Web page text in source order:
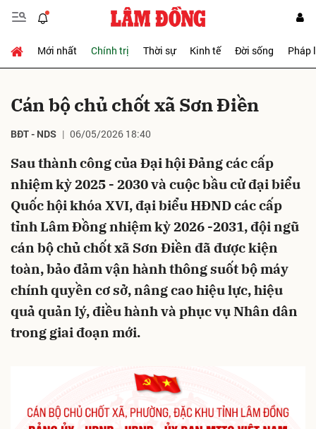
Mới nhất Chính trị Thời sự Kinh tế Đời sống Pháp
Cán bộ chủ chốt xã Sơn Điền
BĐT - NDS 06/05/2026 18:40
Sau thành công của Đại hội Đảng các cấp
nhiệm kỳ 2025 - 2030 và cuộc bầu cử đại biểu
Quốc hội khóa XVI, đại biểu HĐND các cấp
tỉnh Lâm Đồng nhiệm kỳ 2026 -2031, đội ngũ
cán bộ chủ chốt xã Sơn Điền đã được kiện
toàn, bảo đảm vận hành thông suốt bộ máy
chính quyền cơ sở, nâng cao hiệu lực, hiệu
quả quản lý, điều hành và phục vụ Nhân dân
trong giai đoạn mới.
Gửi bình luận
Hủy Gửi